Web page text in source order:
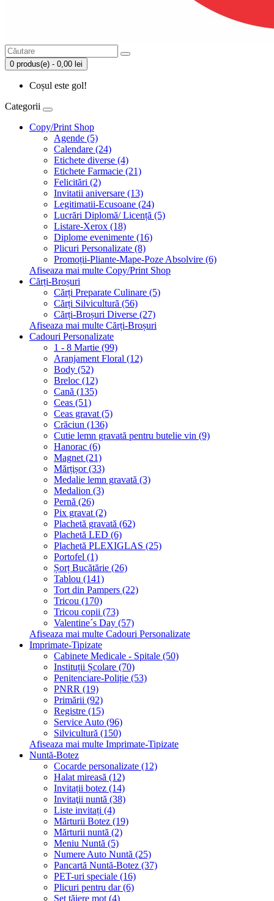
0 produs(e) - 0,00 lei
Coșul este gol!
Categorii
Copy/Print Shop
Agende (5)
Calendare (24)
Etichete diverse (4)
Etichete Farmacie (21)
Felicitări (2)
Invitatii aniversare (13)
Legitimatii-Ecusoane (24)
Lucrări Diplomă/ Licență (5)
Listare-Xerox (18)
Diplome evenimente (16)
Plicuri Personalizate (8)
Promoții-Pliante-Mape-Poze Absolvire (6)
Afiseaza mai multe Copy/Print Shop
Cărți-Broșuri
Cărți Preparate Culinare (5)
Cărți Silvicultură (56)
Cărți-Broșuri Diverse (27)
Afiseaza mai multe Cărți-Broșuri
Cadouri Personalizate
1 - 8 Martie (99)
Aranjament Floral (12)
Body (52)
Breloc (12)
Cană (135)
Ceas (51)
Ceas gravat (5)
Crăciun (136)
Cutie lemn gravată pentru butelie vin (9)
Hanorac (6)
Magnet (21)
Mărțișor (33)
Medalie lemn gravată (3)
Medalion (3)
Pernă (26)
Pix gravat (2)
Plachetă gravată (62)
Plachetă LED (6)
Plachetă PLEXIGLAS (25)
Portofel (1)
Șorț Bucătărie (26)
Tablou (141)
Tort din Pampers (22)
Tricou (170)
Tricou copii (73)
Valentine´s Day (57)
Afiseaza mai multe Cadouri Personalizate
Imprimate-Tipizate
Cabinete Medicale - Spitale (50)
Instituții Școlare (70)
Penitenciare-Poliție (53)
PNRR (19)
Primării (92)
Registre (15)
Service Auto (96)
Silvicultură (150)
Afiseaza mai multe Imprimate-Tipizate
Nuntă-Botez
Cocarde personalizate (12)
Halat mireasă (12)
Invitații botez (14)
Invitaţii nuntă (38)
Liste invitați (4)
Mărturii Botez (19)
Mărturii nuntă (2)
Meniu Nuntă (5)
Numere Auto Nuntă (25)
Pancartă Nuntă-Botez (37)
PET-uri speciale (16)
Plicuri pentru dar (6)
Set tăiere moț (4)